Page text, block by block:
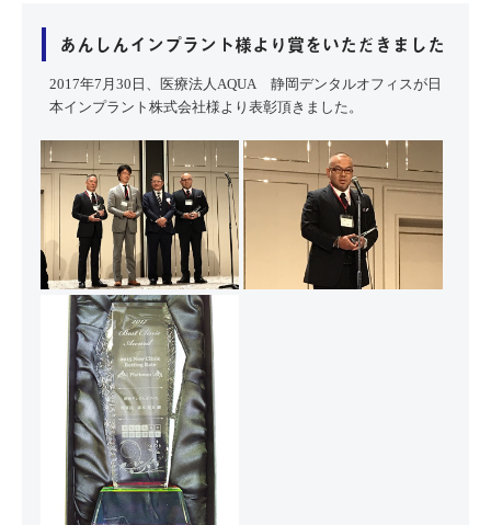
あんしんインプラント様より賞をいただきました
2017年7月30日、医療法人AQUA 静岡デンタルオフィスが日
本インプラント株式会社様より表彰頂きました。